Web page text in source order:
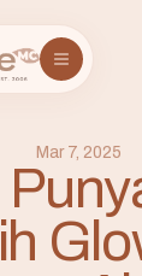
Mar 7, 2025